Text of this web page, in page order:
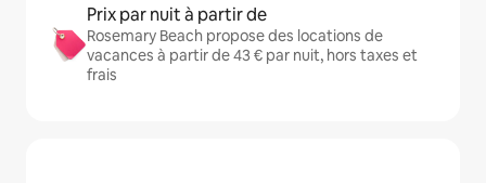
Prix par nuit à partir de
Rosemary Beach propose des locations de
vacances à partir de 43 € par nuit, hors taxes et
frais